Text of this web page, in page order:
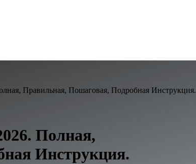
Правильная, Пошаговая, Подробная Инструкция.
Полная,
Инструкция.